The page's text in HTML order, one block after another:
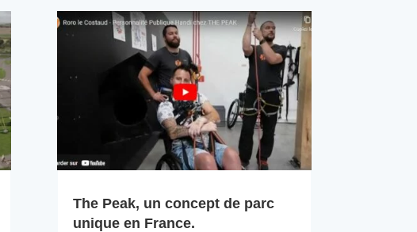
The Peak, un concept de parc
unique en France.